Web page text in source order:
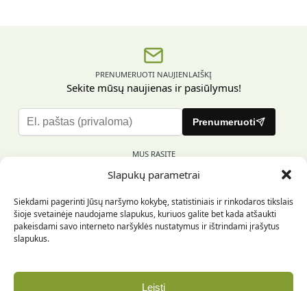
Slapukų parametrai
Siekdami pagerinti Jūsų naršymo kokybę, statistiniais ir rinkodaros tikslais
šioje svetainėje naudojame slapukus, kuriuos galite bet kada atšaukti
pakeisdami savo interneto naršyklės nustatymus ir ištrindami įrašytus
slapukus.
Leisti
PRENUMERUOTI NAUJIENLAIŠKĮ
Sekite mūsų naujienas ir pasiūlymus!
l
a
l
e
a
Prenumeruoti
MUS RASITE
INFORMACIJA PIRKĖJUI